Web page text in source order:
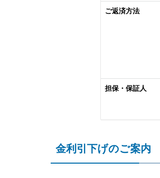
ご返済方法
担保・保証人
金利引下げのご案内